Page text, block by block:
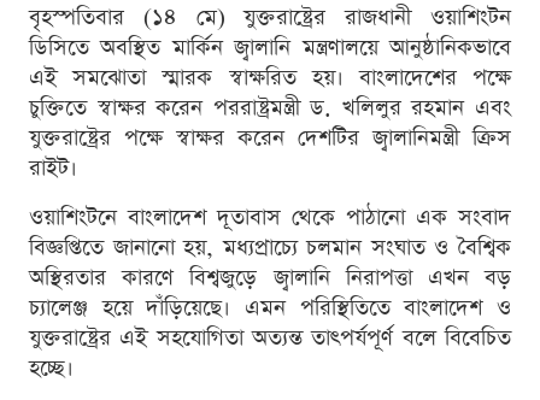
বৃহস্পতিবার (১৪ মে) যুক্তরাষ্ট্রের রাজধানী ওয়াশিংটন
ডিসিতে অবস্থিত মার্কিন জ্বালানি মন্ত্রণালয়ে আনুষ্ঠানিকভাবে
এই সমঝোতা স্মারক স্বাক্ষরিত হয়। বাংলাদেশের পক্ষে
চুক্তিতে স্বাক্ষর করেন পররাষ্ট্রমন্ত্রী ড. খলিলুর রহমান এবং
যুক্তরাষ্ট্রের পক্ষে স্বাক্ষর করেন দেশটির জ্বালানিমন্ত্রী ক্রিস
রাইট।
ওয়াশিংটনে বাংলাদেশ দূতাবাস থেকে পাঠানো এক সংবাদ
বিজ্ঞপ্তিতে জানানো হয়, মধ্যপ্রাচ্যে চলমান সংঘাত ও বৈশ্বিক
অস্থিরতার কারণে বিশ্বজুড়ে জ্বালানি নিরাপত্তা এখন বড়
চ্যালেঞ্জ হয়ে দাঁড়িয়েছে। এমন পরিস্থিতিতে বাংলাদেশ ও
যুক্তরাষ্ট্রের এই সহযোগিতা অত্যন্ত তাৎপর্যপূর্ণ বলে বিবেচিত
হচ্ছে।